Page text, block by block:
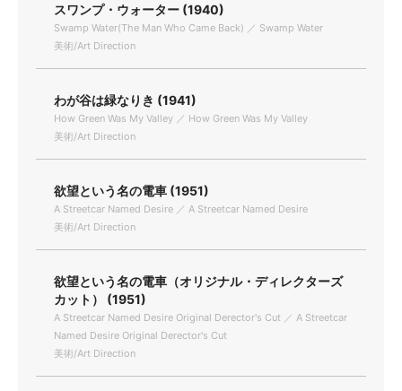
スワンプ・ウォーター (1940)
Swamp Water(The Man Who Came Back) ／ Swamp Water
美術/Art Direction
わが谷は緑なりき (1941)
How Green Was My Valley ／ How Green Was My Valley
美術/Art Direction
欲望という名の電車 (1951)
A Streetcar Named Desire ／ A Streetcar Named Desire
美術/Art Direction
欲望という名の電車（オリジナル・ディレクターズ
カット） (1951)
A Streetcar Named Desire Original Derector's Cut ／ A Streetcar
Named Desire Original Derector's Cut
美術/Art Direction